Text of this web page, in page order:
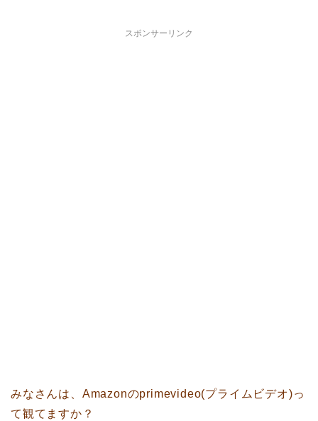
スポンサーリンク
みなさんは、Amazonのprimevideo(プライムビデオ)っ
て観てますか？